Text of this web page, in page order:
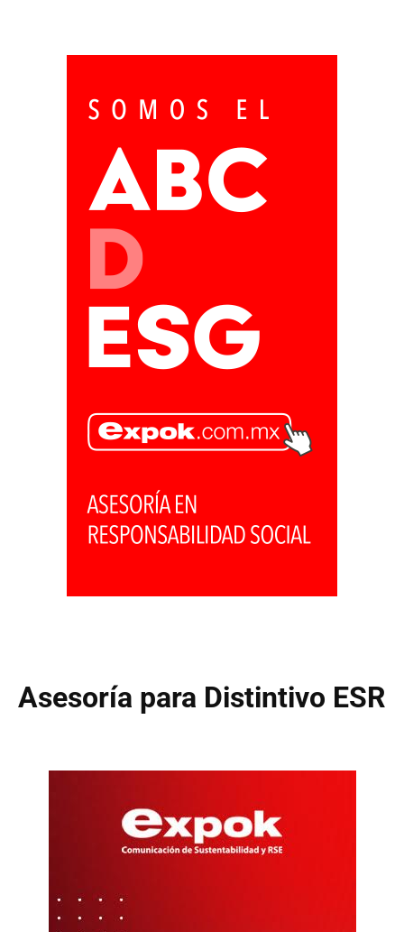
Asesoría para Distintivo ESR